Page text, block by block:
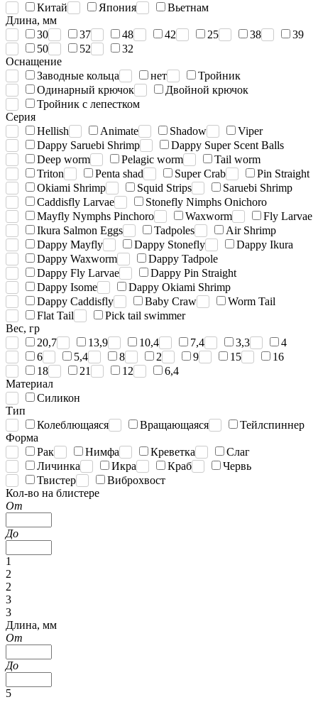
Китай
Япония
Вьетнам
Длина, мм
30
37 48 42 25 38
39
50
52
32
Оснащение
Заводные кольца
нет
Тройник
Одинарный крючок
Двойной крючок
Тройник с лепестком
Серия
Hellish
Animate Shadow
Viper
Dappy Saruebi Shrimp
Dappy Super Scent Balls
Deep worm
Pelagic worm
Tail worm
Triton
Penta shad Super Crab
Pin Straight
Okiami Shrimp
Squid Strips
Saruebi Shrimp
Caddisfly Larvae
Stonefly Nimphs Onichoro
Mayfly Nymphs Pinchoro
Waxworm
Fly Larvae
Ikura Salmon Eggs
Tadpoles
Air Shrimp
Dappy Mayfly
Dappy Stonefly
Dappy Ikura
Dappy Waxworm
Dappy Tadpole
Dappy Fly Larvae
Dappy Pin Straight
Dappy Isome
Dappy Okiami Shrimp
Dappy Caddisfly
Baby Craw
Worm Tail
Flat Tail
Pick tail swimmer
Вес, гр
20,7
13,9 10,4 7,4 3,3
4
6
5,4 8 2 9 15
16
18
21 12
6,4
Материал
Силикон
Тип
Колеблющаяся
Вращающаяся
Тейлспиннер
Форма
Рак
Нимфа Креветка
Слаг
Личинка
Икра Краб
Червь
Твистер
Виброхвост
Кол-во на блистере
От
До
1
2
2
3
3
Длина, мм
От
До
5